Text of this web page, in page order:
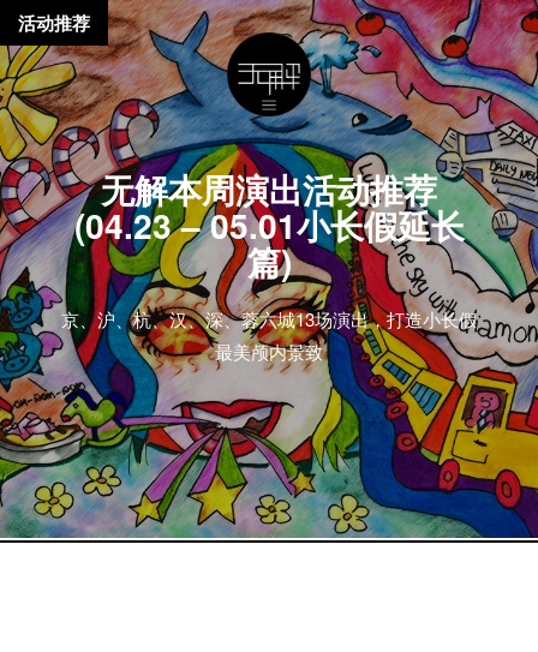
无解本周演出活动推荐
(04.23 – 05.01小长假延长
篇)
京、沪、杭、汉、深、蓉六城13场演出，打造小长假
最美颅内景致
活动推荐